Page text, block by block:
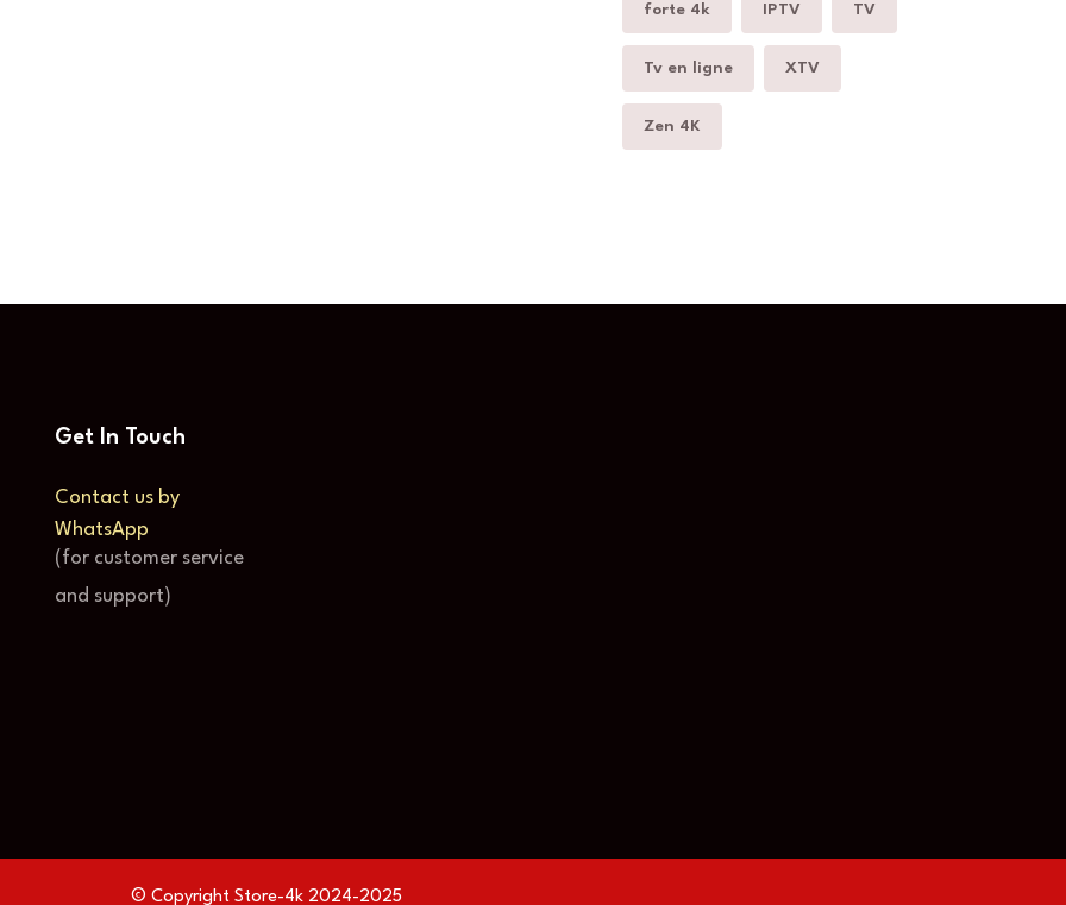
forte 4k IPTV TV
Tv en ligne XTV
Zen 4K
Get In Touch
Contact us by
WhatsApp
(for customer service
and support)
© Copyright Store-4k 2024-2025